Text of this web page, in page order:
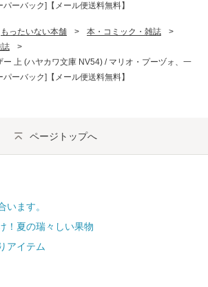
ーバック]【メール便送料無料】
もったいない本舗 > 本・コミック・雑誌
>
>
ー 上 (ハヤカワ文庫 NV54) / マリオ・プーヅォ、一
ーバック]【メール便送料無料】
ページトップへ
います。
！夏の瑞々しい果物
アイテム